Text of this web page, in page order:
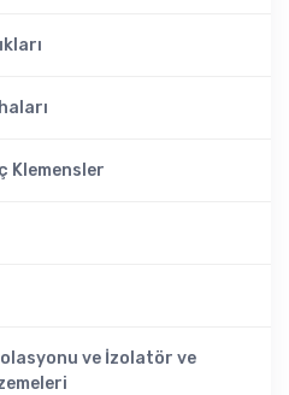
Klemensler
ve İzolatör ve